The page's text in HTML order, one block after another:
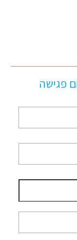
פגישה